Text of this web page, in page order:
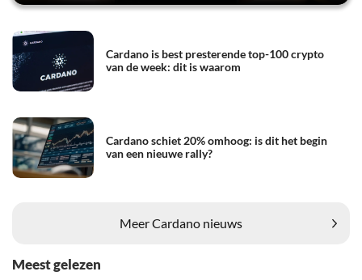
Cardano is best presterende top-100 crypto
van de week: dit is waarom
Cardano schiet 20% omhoog: is dit het begin
van een nieuwe rally?
Meer Cardano nieuws
Meest gelezen